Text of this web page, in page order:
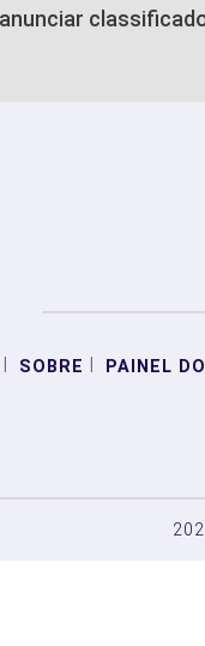
SOBRE PAINEL